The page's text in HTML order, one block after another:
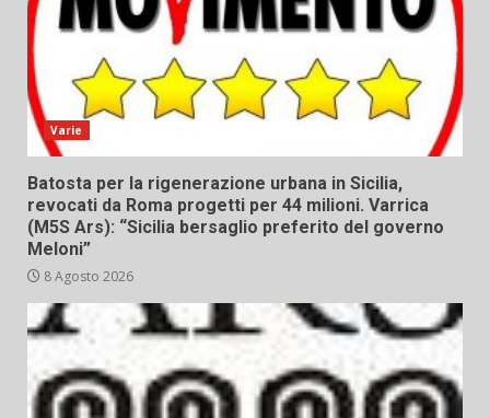
Varie
Batosta per la rigenerazione urbana in Sicilia,
revocati da Roma progetti per 44 milioni. Varrica
(M5S Ars): “Sicilia bersaglio preferito del governo
Meloni”
8 Agosto 2026